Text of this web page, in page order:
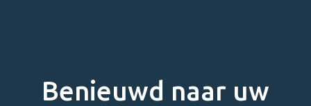
Benieuwd naar uw